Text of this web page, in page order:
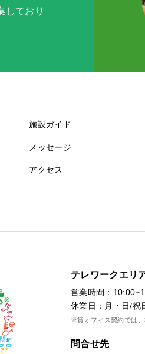
しており
施設ガイド
メッセージ
アクセス
テレワークエリ
営業時間：
休業日：月・日/祝
※貸オフィス契約では
問合せ先